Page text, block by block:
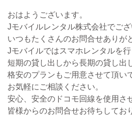
おはようございます。
Jモバイルレンタル株式会社でござ
いつもたくさんのお問合せありが
Jモバイルではスマホレンタルを行
短期の貸し出しから長期の貸し出
格安のプランもご用意させて頂い
お気軽にご相談ください。
安心、安全のドコモ回線を使用さ
皆様からのお問合せお待ちしてお